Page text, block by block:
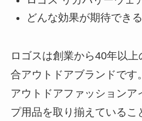
どんな効果が期待でき
ロゴスは創業から40年以
合アウトドアブランドです
アウトドアファッションア
プ用品を取り揃えているこ